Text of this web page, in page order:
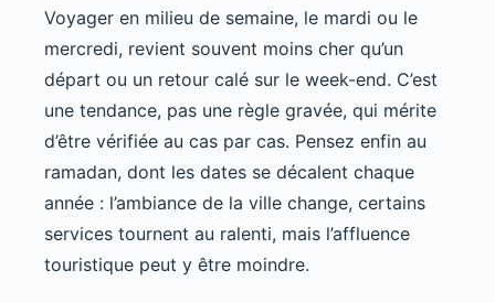
Voyager en milieu de semaine, le mardi ou le
mercredi, revient souvent moins cher qu’un
départ ou un retour calé sur le week-end. C’est
une tendance, pas une règle gravée, qui mérite
d’être vérifiée au cas par cas. Pensez enfin au
ramadan, dont les dates se décalent chaque
année : l’ambiance de la ville change, certains
services tournent au ralenti, mais l’affluence
touristique peut y être moindre.